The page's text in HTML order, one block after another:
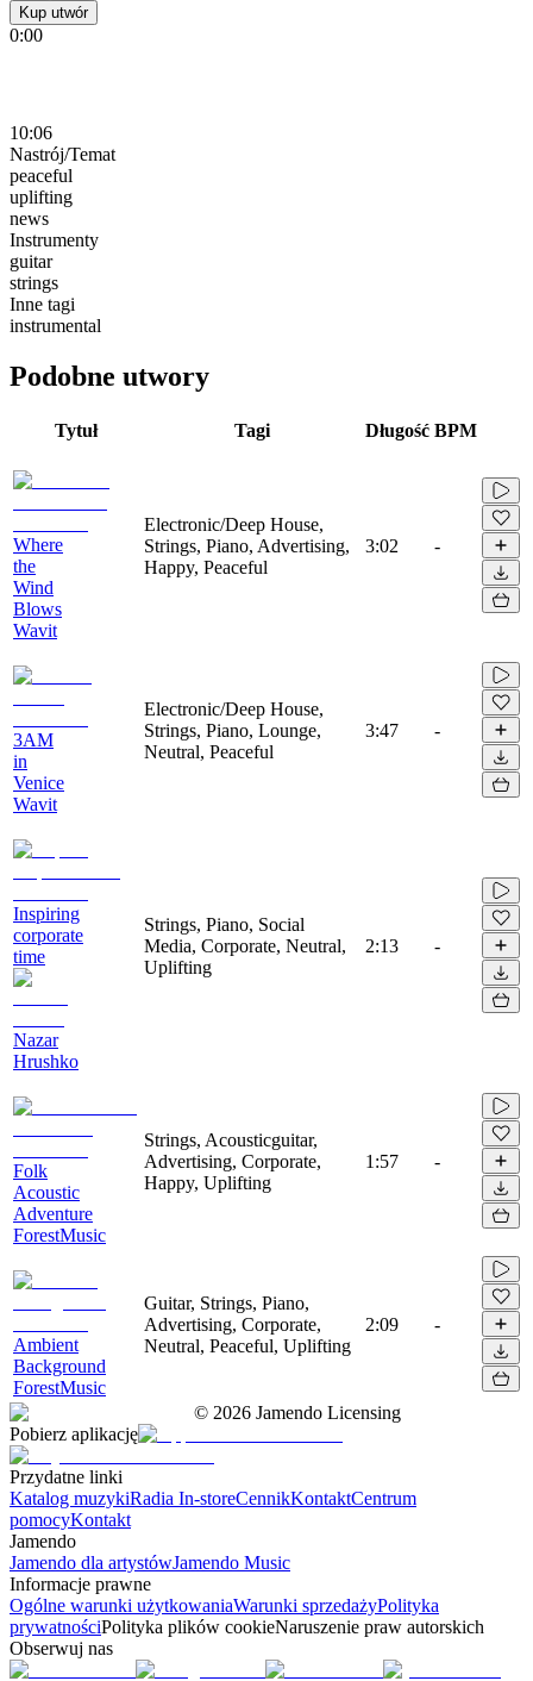
Kup utwór
0:00
10:06
Nastrój/Temat
peaceful
uplifting
news
Instrumenty
guitar
strings
Inne tagi
instrumental
Podobne utwory
Tytuł Tagi Długość BPM
Where
the
Wind
Blows
Wavit
Electronic/Deep House,
Strings, Piano, Advertising,
Happy, Peaceful
3:02 -
3AM
in
Venice
Wavit
Electronic/Deep House,
Strings, Piano, Lounge,
Neutral, Peaceful
3:47 -
Inspiring
corporate
time
Nazar
Hrushko
Strings, Piano, Social
Media, Corporate, Neutral,
Uplifting
2:13 -
Folk
Acoustic
Adventure
ForestMusic
Strings, Acousticguitar,
Advertising, Corporate,
Happy, Uplifting
1:57 -
Ambient
Background
ForestMusic
Guitar, Strings, Piano,
Advertising, Corporate,
Neutral, Peaceful, Uplifting
2:09 -
© 2026 Jamendo Licensing
Pobierz aplikację
Przydatne linki
Katalog muzykiRadia In-storeCennikKontaktCentrum
pomocyKontakt
Jamendo
Jamendo dla artystówJamendo Music
Informacje prawne
Ogólne warunki użytkowaniaWarunki sprzedażyPolityka
prywatnościPolityka plików cookieNaruszenie praw autorskich
Obserwuj nas